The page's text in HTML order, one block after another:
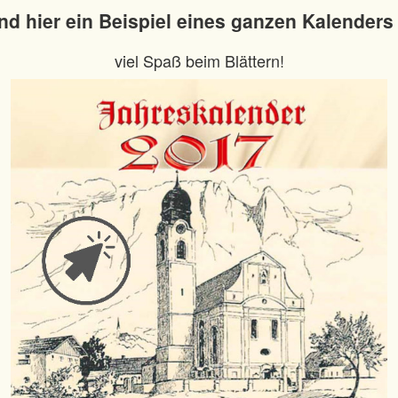
hier ein Beispiel eines ganzen Kalenders
viel Spaß beim Blättern!